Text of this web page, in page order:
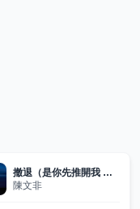
撤退（是你先推開我 後來又來找我）
陳文非